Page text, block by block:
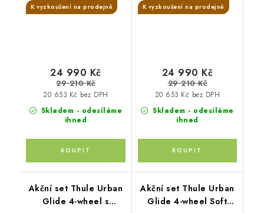
K vyzkoušení na prodejně
Skladem - odesíláme
ihned
20 653 Kč bez DPH
24 990 Kč
29 210 Kč
K vyzkoušení na prodejně
Skladem - odesíláme
ihned
20 653 Kč bez DPH
24 990 Kč
29 210 Kč
Akční set Thule Urban
Glide 4-wheel s
Akční set Thule Urban
Glide 4-wheel Soft